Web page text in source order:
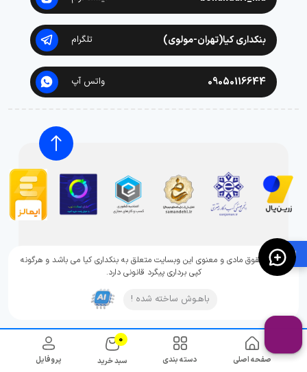
🛍️
صفحه اصلی دسته بندی
0
سبد خرید پروفایل
بنکداری کیا(تهران-مولوی) تلگرام
09050116644 واتس آپ
تمامی حقوق مادی و معنوی این وبسایت متعلق به بنکداری کیا می باشد و هرگونه
کپی برداری پیگرد قانونی دارد.
باهـوش ساخته شده !